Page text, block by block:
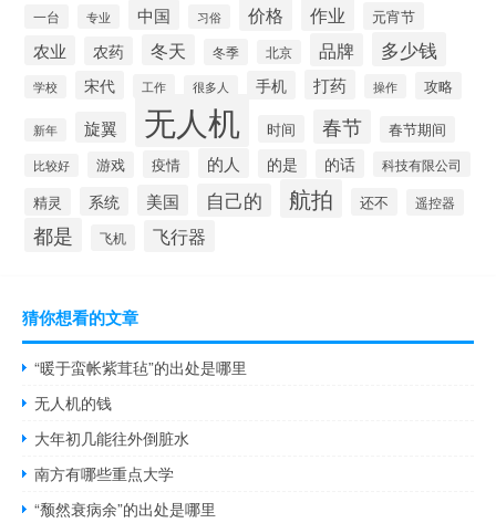
一台 专业 中国 习俗 价格 作业 元宵节
农业 农药 冬天 冬季 北京 品牌 多少钱
学校 宋代 工作 很多人 手机 打药 操作 攻略
新年 旋翼 无人机 时间 春节 春节期间
比较好 游戏 疫情 的人 的是 的话 科技有限公司
精灵 系统 美国 自己的 航拍 还不 遥控器
都是 飞机 飞行器
猜你想看的文章
“暖于蛮帐紫茸毡”的出处是哪里
无人机的钱
大年初几能往外倒脏水
南方有哪些重点大学
“颓然衰病余”的出处是哪里